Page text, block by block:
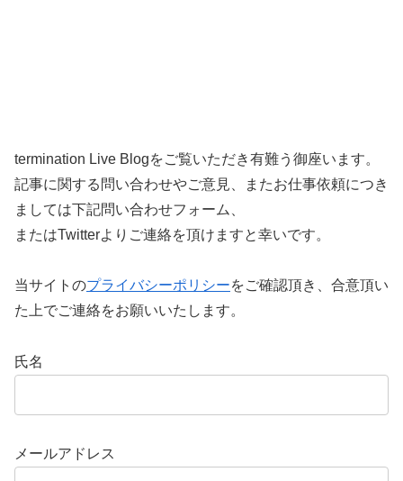
termination Live Blogをご覧いただき有難う御座います。
記事に関する問い合わせやご意見、またお仕事依頼につき
ましては下記問い合わせフォーム、
またはTwitterよりご連絡を頂けますと幸いです。
当サイトのプライバシーポリシーをご確認頂き、合意頂い
た上でご連絡をお願いいたします。
氏名
メールアドレス